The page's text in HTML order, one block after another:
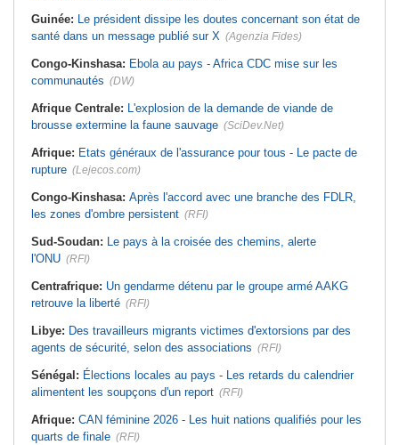
Guinée: Le président dissipe les doutes concernant son état de
santé dans un message publié sur X (Agenzia Fides)
Congo-Kinshasa: Ebola au pays - Africa CDC mise sur les
communautés (DW)
Afrique Centrale: L'explosion de la demande de viande de
brousse extermine la faune sauvage (SciDev.Net)
Afrique: Etats généraux de l'assurance pour tous - Le pacte de
rupture (Lejecos.com)
Congo-Kinshasa: Après l'accord avec une branche des FDLR,
les zones d'ombre persistent (RFI)
Sud-Soudan: Le pays à la croisée des chemins, alerte
l'ONU (RFI)
Centrafrique: Un gendarme détenu par le groupe armé AAKG
retrouve la liberté (RFI)
Libye: Des travailleurs migrants victimes d'extorsions par des
agents de sécurité, selon des associations (RFI)
Sénégal: Élections locales au pays - Les retards du calendrier
alimentent les soupçons d'un report (RFI)
Afrique: CAN féminine 2026 - Les huit nations qualifiés pour les
quarts de finale (RFI)